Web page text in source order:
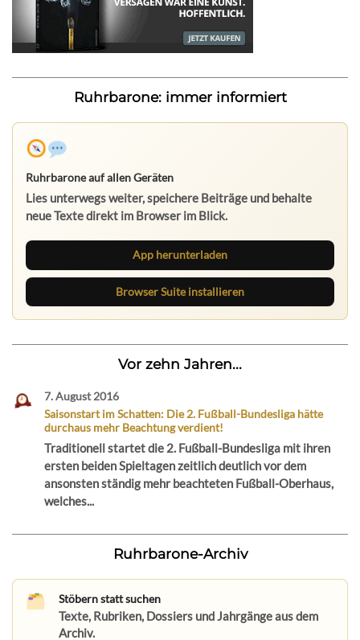
Ruhrbarone: immer informiert
Ruhrbarone auf allen Geräten
Lies unterwegs weiter, speichere Beiträge und behalte
neue Texte direkt im Browser im Blick.
App herunterladen
Browser Suite installieren
Vor zehn Jahren...
7. August 2016
Saisonstart im Schatten: Die 2. Fußball-Bundesliga hätte
durchaus mehr Beachtung verdient!
Traditionell startet die 2. Fußball-Bundesliga mit ihren
ersten beiden Spieltagen zeitlich deutlich vor dem
ansonsten ständig mehr beachteten Fußball-Oberhaus,
welches...
Ruhrbarone-Archiv
Stöbern statt suchen
Texte, Rubriken, Dossiers und Jahrgänge aus dem
Archiv.